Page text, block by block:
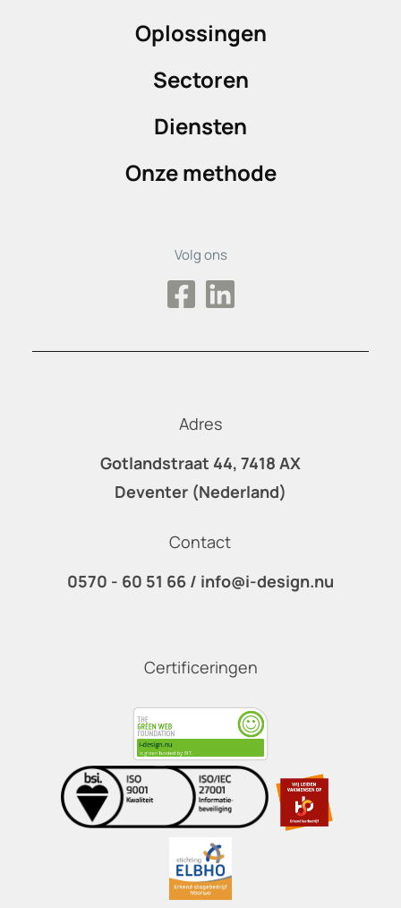
Oplossingen
Sectoren
Diensten
Onze methode
Volg ons
Adres
Gotlandstraat 44, 7418 AX
Deventer (Nederland)
Contact
0570 - 60 51 66/ info@i-design.nu
Certificeringen